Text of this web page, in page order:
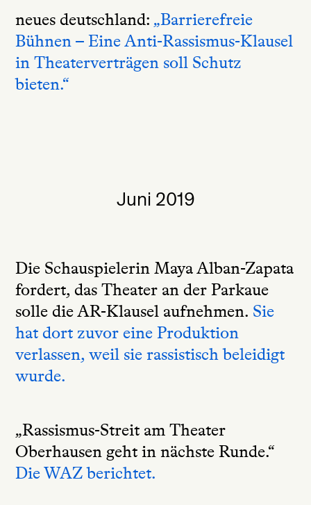
neues deutschland: „Barrierefreie
Bühnen – Eine Anti-Rassismus-Klausel
in Theaterverträgen soll Schutz
bieten.“
Juni 2019
Die Schauspielerin Maya Alban-Zapata
fordert, das Theater an der Parkaue
solle die AR-Klausel aufnehmen. Sie
hat dort zuvor eine Produktion
verlassen, weil sie rassistisch beleidigt
wurde.
„Rassismus-Streit am Theater
Oberhausen geht in nächste Runde.“
Die WAZ berichtet.